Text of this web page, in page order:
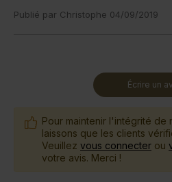
Publié par Christophe 04/09/2019
Écrire un
Pour maintenir l'intégrité de
laissons que les clients
Veuillez vous connecter ou
votre avis. Merci !